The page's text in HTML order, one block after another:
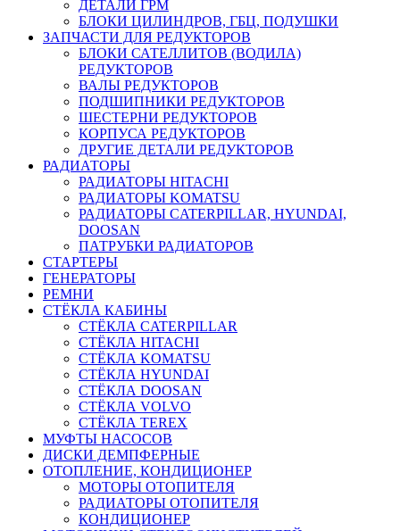
ДЕТАЛИ ГРМ
БЛОКИ ЦИЛИНДРОВ, ГБЦ, ПОДУШКИ
ЗАПЧАСТИ ДЛЯ РЕДУКТОРОВ
БЛОКИ САТЕЛЛИТОВ (ВОДИЛА)
РЕДУКТОРОВ
ВАЛЫ РЕДУКТОРОВ
ПОДШИПНИКИ РЕДУКТОРОВ
ШЕСТЕРНИ РЕДУКТОРОВ
КОРПУСА РЕДУКТОРОВ
ДРУГИЕ ДЕТАЛИ РЕДУКТОРОВ
РАДИАТОРЫ
РАДИАТОРЫ HITACHI
РАДИАТОРЫ KOMATSU
РАДИАТОРЫ CATERPILLAR, HYUNDAI,
DOOSAN
ПАТРУБКИ РАДИАТОРОВ
СТАРТЕРЫ
ГЕНЕРАТОРЫ
РЕМНИ
СТЁКЛА КАБИНЫ
СТЁКЛА CATERPILLAR
СТЁКЛА HITACHI
СТЁКЛА KOMATSU
СТЁКЛА HYUNDAI
СТЁКЛА DOOSAN
СТЁКЛА VOLVO
СТЁКЛА TEREX
МУФТЫ НАСОСОВ
ДИСКИ ДЕМПФЕРНЫЕ
ОТОПЛЕНИЕ, КОНДИЦИОНЕР
МОТОРЫ ОТОПИТЕЛЯ
РАДИАТОРЫ ОТОПИТЕЛЯ
КОНДИЦИОНЕР